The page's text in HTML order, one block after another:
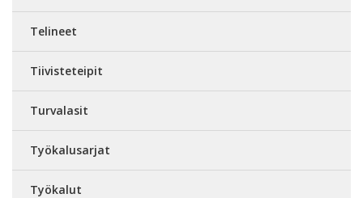
Telineet
Tiivisteteipit
Turvalasit
Työkalusarjat
Työkalut